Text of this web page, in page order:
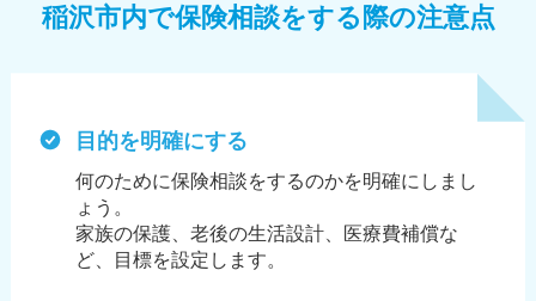
稲沢市内で保険相談をする際の注意点
目的を明確にする
何のために保険相談をするのかを明確にしまし
ょう。
家族の保護、老後の生活設計、医療費補償な
ど、目標を設定します。